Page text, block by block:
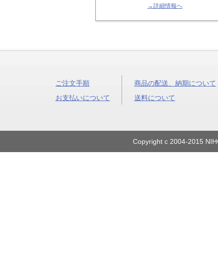
→詳細情報へ
ご注文手順
お支払いについて
商品の配送、納期について
送料について
Copyright c 2004-2015